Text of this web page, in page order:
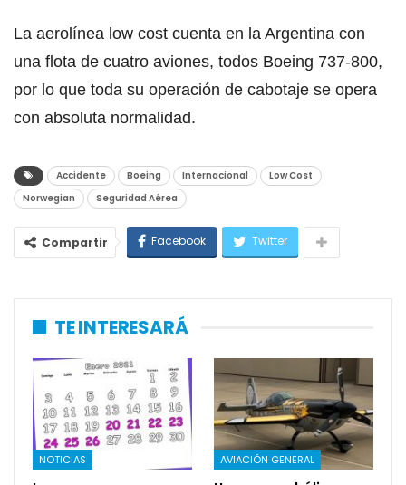
La aerolínea low cost cuenta en la Argentina con
una flota de cuatro aviones, todos Boeing 737-800,
por lo que toda su operación de cabotaje se opera
con absoluta normalidad.
Accidente Boeing Internacional
Low Cost
Norwegian
Seguridad Aérea
Compartir Facebook Twitter
TE INTERESARÁ
NOTICIAS AVIACIÓN GENERAL